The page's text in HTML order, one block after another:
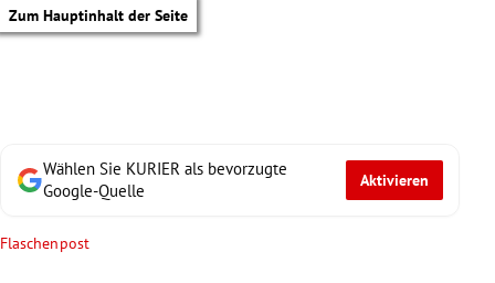
Zum Hauptinhalt der Seite
Wählen Sie KURIER als bevorzugte
Google-Quelle
Aktivieren
Flaschenpost